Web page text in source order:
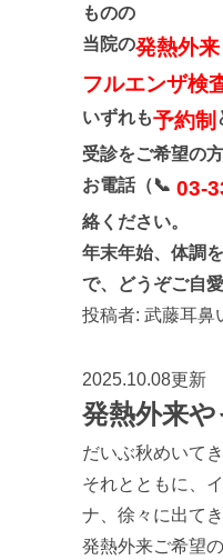
ものの
当院の発熱外
フルエンザ検
いずれも予約制
受診をご希望の
お電話（📞 03-
絡ください。
年末年始、体調
で、どうぞご自
投稿者: 武藤耳鼻
2025.10.08更新
発熱外来
だいぶ秋めいて
それとともに、
ナ、徐々に出て
発熱外来ご希望